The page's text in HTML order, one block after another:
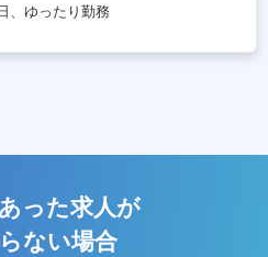
、ゆったり勤務
った求人が
ない場合